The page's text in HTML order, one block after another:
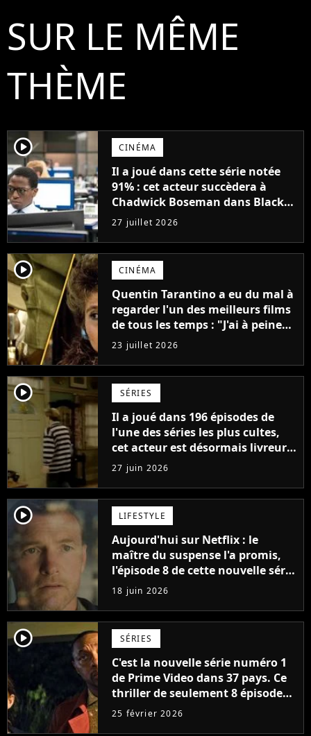
SUR LE MÊME
THÈME
player2 CINÉMA
Il a joué dans cette série notée
91% : cet acteur succèdera à
Chadwick Boseman dans Black
Panther 3
27 juillet 2026
player2 CINÉMA
Quentin Tarantino a eu du mal à
regarder l'un des meilleurs films
de tous les temps : "J'ai à peine
réussi à aller jusqu'au générique
de fin"
23 juillet 2026
player2 SÉRIES
Il a joué dans 196 épisodes de
l'une des séries les plus cultes,
cet acteur est désormais livreur
chez Amazon : "Il faut faire ce
qu’il faut pour survivre"
27 juin 2026
player2 LIFESTYLE
Aujourd'hui sur Netflix : le
maître du suspense l'a promis,
l'épisode 8 de cette nouvelle série
vous fera pleurer
18 juin 2026
player2 SÉRIES
C'est la nouvelle série numéro 1
de Prime Video dans 37 pays. Ce
thriller de seulement 8 épisodes
a détrôné Fallout à la surprise
25 février 2026